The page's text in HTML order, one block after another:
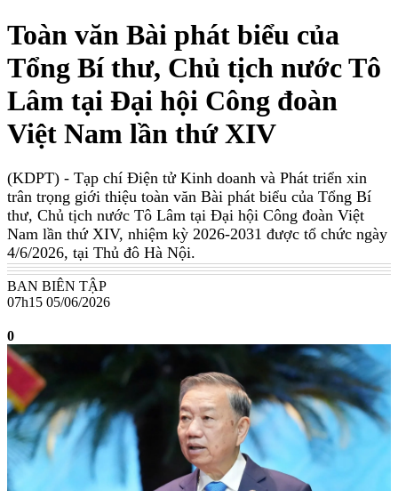
Toàn văn Bài phát biểu của
Tổng Bí thư, Chủ tịch nước Tô
Lâm tại Đại hội Công đoàn
Việt Nam lần thứ XIV
(KDPT) - Tạp chí Điện tử Kinh doanh và Phát triển xin
trân trọng giới thiệu toàn văn Bài phát biểu của Tổng Bí
thư, Chủ tịch nước Tô Lâm tại Đại hội Công đoàn Việt
Nam lần thứ XIV, nhiệm kỳ 2026-2031 được tổ chức ngày
4/6/2026, tại Thủ đô Hà Nội.
BAN BIÊN TẬP
07h15 05/06/2026
0